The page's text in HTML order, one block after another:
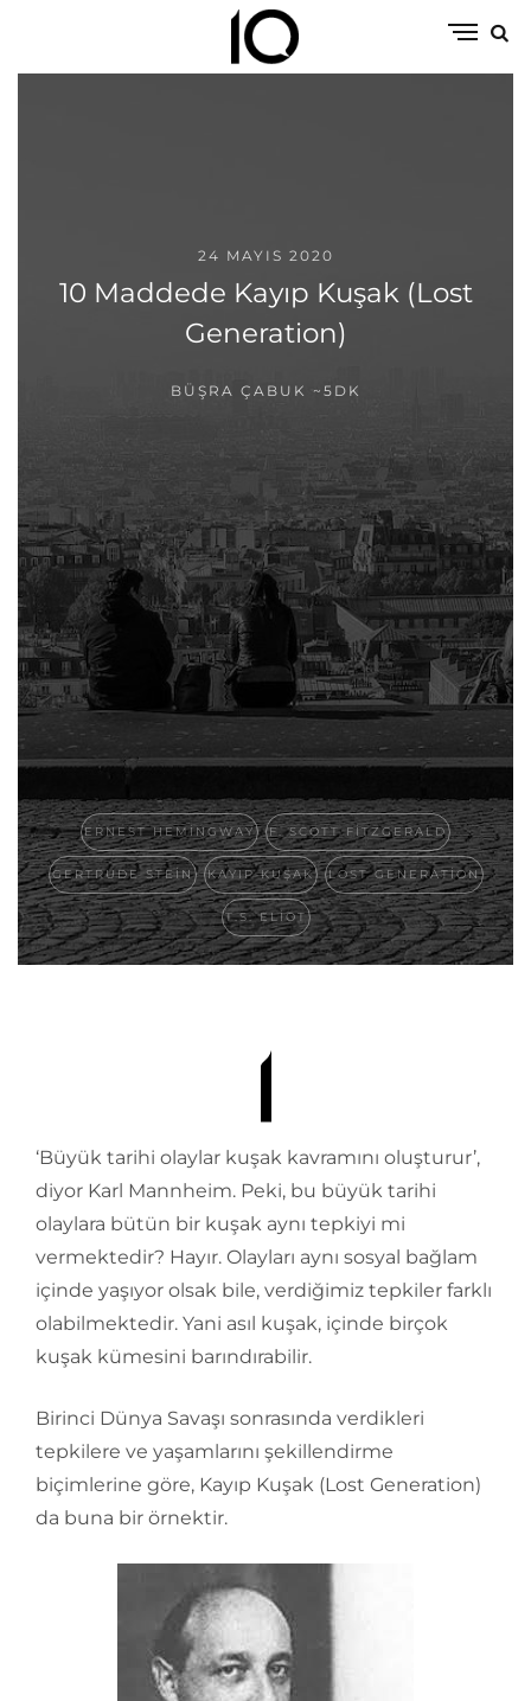
24 MAYIS 2020
10 Maddede Kayıp Kuşak (Lost
Generation)
BÜŞRA ÇABUK ~5DK
ERNEST HEMINGWAY F. SCOTT FITZGERALD
GERTRUDE STEIN KAYIP KUŞAK LOST GENERATION
T.S. ELIOT
‘Büyük tarihi olaylar kuşak kavramını oluşturur’,
diyor Karl Mannheim. Peki, bu büyük tarihi
olaylara bütün bir kuşak aynı tepkiyi mi
vermektedir? Hayır. Olayları aynı sosyal bağlam
içinde yaşıyor olsak bile, verdiğimiz tepkiler farklı
olabilmektedir. Yani asıl kuşak, içinde birçok
kuşak kümesini barındırabilir.
Birinci Dünya Savaşı sonrasında verdikleri
tepkilere ve yaşamlarını şekillendirme
biçimlerine göre, Kayıp Kuşak (Lost Generation)
da buna bir örnektir.